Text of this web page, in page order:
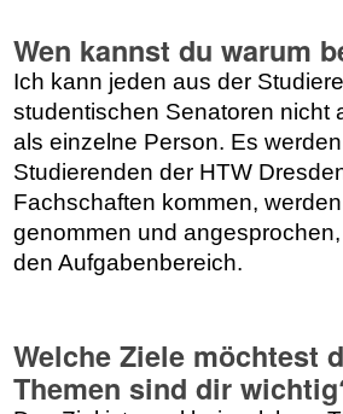
Wen kannst du warum
Ich kann jeden aus der
studentischen Senatoren nicht
als einzelne Person. Es
Studierenden der HTW
Fachschaften kommen,
genommen und
den Aufgabenbereich.
Welche Ziele möchtest
Themen sind dir